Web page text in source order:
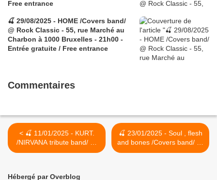
Free entrance
🍒 29/08/2025 - HOME /Covers band/
@ Rock Classic - 55, rue Marché au
Charbon à 1000 Bruxelles - 21h00 -
Entrée gratuite / Free entrance
Commentaires
< 🍒 11/01/2025 - KURT.
/NIRVANA tribute band/ @
Rock Classic - 55, rue
🍒 23/01/2025 - Soul , flesh
and bones /Covers band/ @
Rock Classic - 55, rue
Hébergé par Overblog